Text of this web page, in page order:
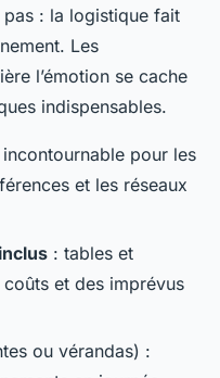
: la logistique fait
Les
l’émotion se cache
indispensables.
incontournable pour les
et les réseaux
: tables et
et des imprévus
ou vérandas) :